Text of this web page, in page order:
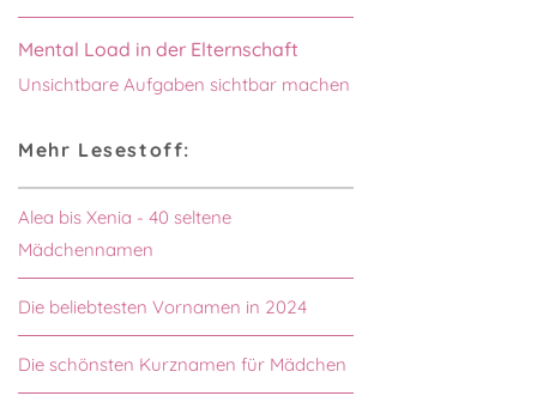
Mental Load in der Elternschaft
Unsichtbare Aufgaben sichtbar machen
Mehr Lesestoff:
Alea bis Xenia - 40 seltene
Mädchennamen
Die beliebtesten Vornamen in 2024
Die schönsten Kurznamen für Mädchen